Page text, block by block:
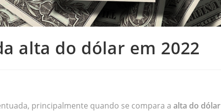
alta do dólar em 2022
principalmente quando se compara a alta do dólar